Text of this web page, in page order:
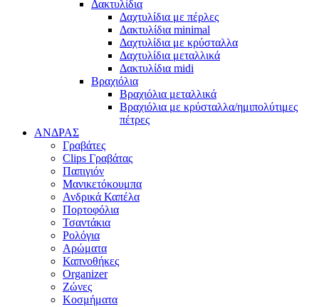
Δακτυλίδια
Δαχτυλίδια με πέρλες
Δακτυλίδια minimal
Δαχτυλίδια με κρύσταλλα
Δαχτυλίδια μεταλλικά
Δακτυλίδια midi
Βραχιόλια
Βραχιόλια μεταλλικά
Βραχιόλια με κρύσταλλα/ημιπολύτιμες
πέτρες
ΑΝΔΡΑΣ
Γραβάτες
Clips Γραβάτας
Παπιγιόν
Μανικετόκουμπα
Ανδρικά Καπέλα
Πορτοφόλια
Τσαντάκια
Ρολόγια
Αρώματα
Καπνοθήκες
Organizer
Ζώνες
Κοσμήματα